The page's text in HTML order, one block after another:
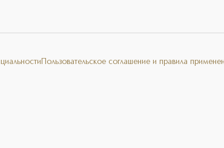
Пользовательское соглашение и правила